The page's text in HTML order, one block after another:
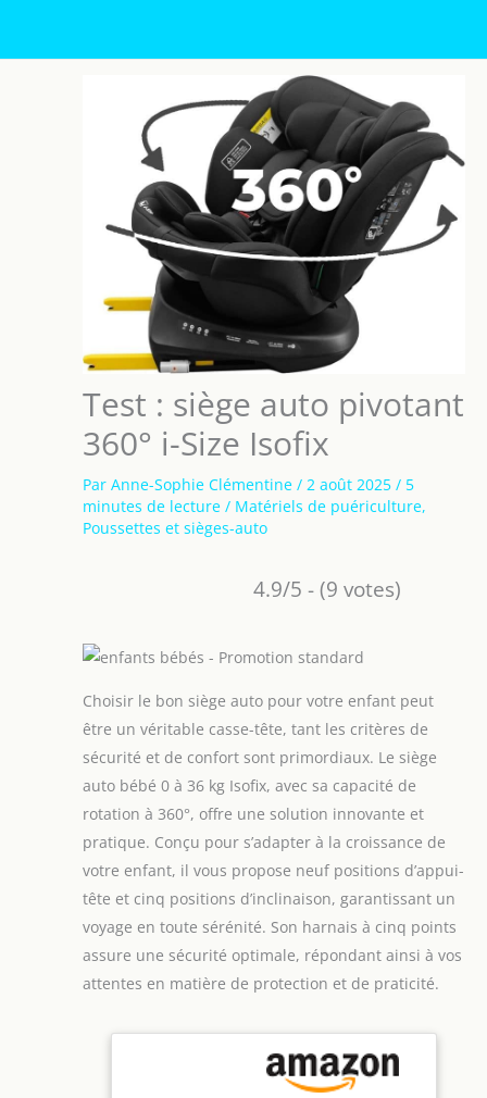
Test : siège auto pivotant
360° i-Size Isofix
Par Anne-Sophie Clémentine / 2 août 2025 / 5
minutes de lecture / Matériels de puériculture,
Poussettes et sièges-auto
4.9/5 - (9 votes)
Choisir le bon siège auto pour votre enfant peut
être un véritable casse-tête, tant les critères de
sécurité et de confort sont primordiaux. Le siège
auto bébé 0 à 36 kg Isofix, avec sa capacité de
rotation à 360°, offre une solution innovante et
pratique. Conçu pour s’adapter à la croissance de
votre enfant, il vous propose neuf positions d’appui-
tête et cinq positions d’inclinaison, garantissant un
voyage en toute sérénité. Son harnais à cinq points
assure une sécurité optimale, répondant ainsi à vos
attentes en matière de protection et de praticité.